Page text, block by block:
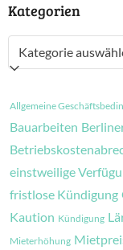
Kategorien
Kategorien
Allgemeine
Bauarbeiten
einstweilige
fristlose Kündigung
Kaution Kündigung
Mieterhöhung